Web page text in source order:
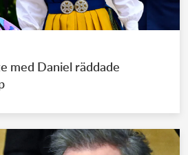
med Daniel räddade